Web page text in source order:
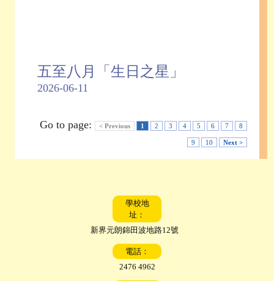
五至八月「生日之星」
2026-06-11
Go to page: < Previous 1 2 3 4 5 6 7 8
9 10 Next >
學校地
址：
新界元朗錦田波地路12號
電話：
2476 4962